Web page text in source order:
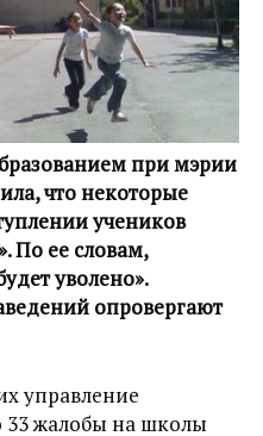
при мэрии
что некоторые
учеников
По ее словам,
уволено».
опровергают
управление
33 жалобы на школы